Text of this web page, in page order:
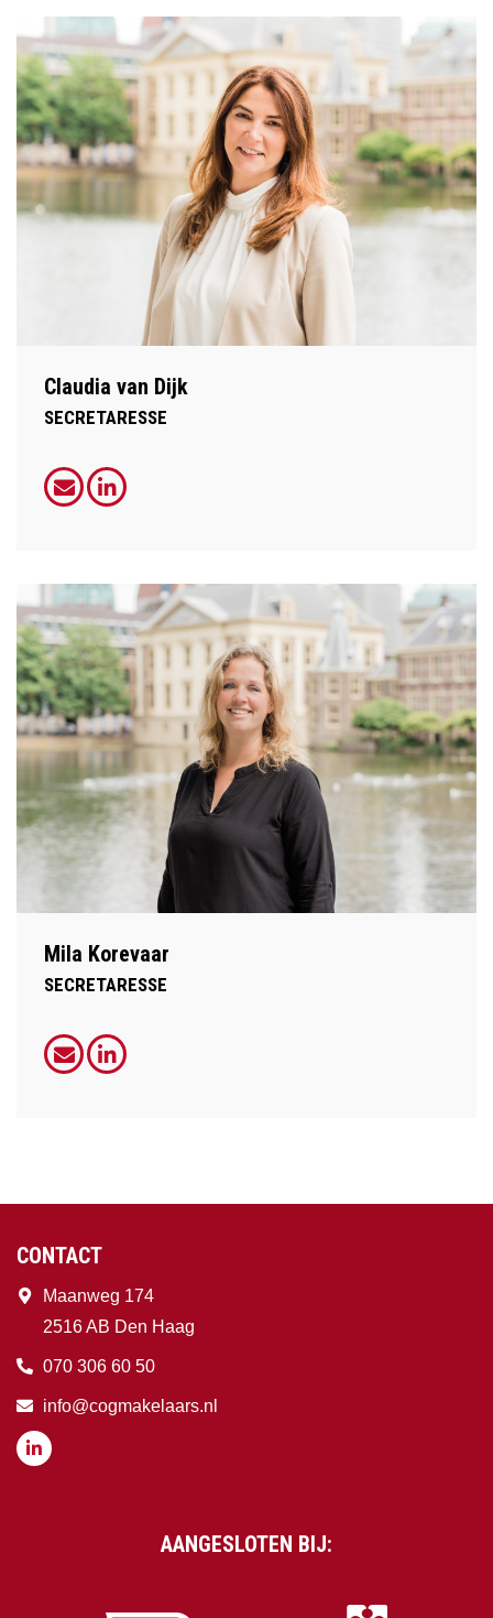
Claudia van Dijk
SECRETARESSE
Mila Korevaar
SECRETARESSE
CONTACT
Maanweg 174
2516 AB Den Haag
070 306 60 50
info@cogmakelaars.nl
AANGESLOTEN BIJ: